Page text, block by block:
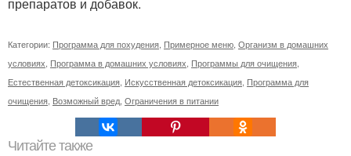
Категории: Программа для похудения Примерное меню Организм в домашних
условиях Программа в домашних условиях Программы для очищения
Естественная детоксикация Искусственная детоксикация Программа для
очищения Возможный вред Ограничения в питании
Читайте также